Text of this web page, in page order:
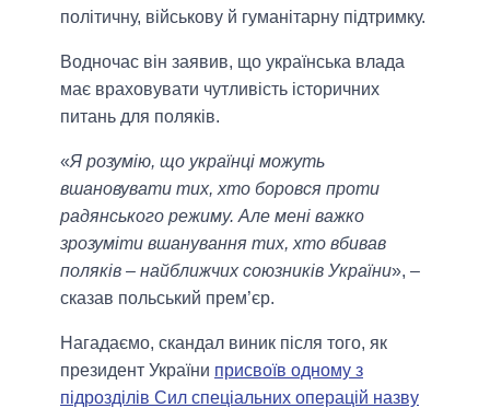
політичну, військову й гуманітарну підтримку.
Водночас він заявив, що українська влада
має враховувати чутливість історичних
питань для поляків.
«Я розумію, що українці можуть
вшановувати тих, хто боровся проти
радянського режиму. Але мені важко
зрозуміти вшанування тих, хто вбивав
поляків – найближчих союзників України», –
сказав польський прем’єр.
Нагадаємо, скандал виник після того, як
президент України присвоїв одному з
підрозділів Сил спеціальних операцій назву